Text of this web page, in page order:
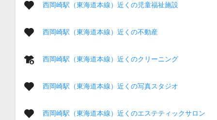
西岡崎駅（東海道本線）近くの児童福祉施設
西岡崎駅（東海道本線）近くの不動産
西岡崎駅（東海道本線）近くのクリーニング
西岡崎駅（東海道本線）近くの写真スタジオ
西岡崎駅（東海道本線）近くのエステティックサロン